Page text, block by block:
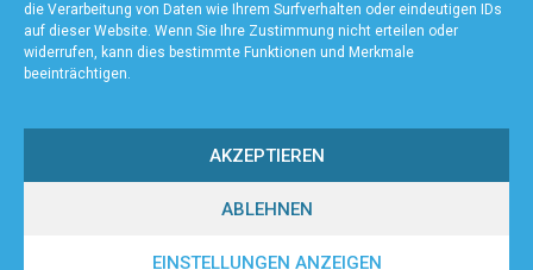
die Verarbeitung von Daten wie Ihrem Surfverhalten oder eindeutigen IDs
auf dieser Website. Wenn Sie Ihre Zustimmung nicht erteilen oder
widerrufen, kann dies bestimmte Funktionen und Merkmale
beeinträchtigen.
AKZEPTIEREN
ABLEHNEN
EINSTELLUNGEN ANZEIGEN